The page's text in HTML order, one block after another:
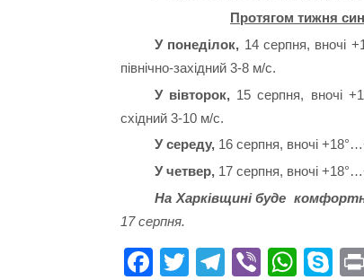
Протягом тижня
У понеділок, 14 серпня, вночі
північно-західний 3-8 м/с.
У вівторок, 15 серпня, вночі
східний 3-10 м/с.
У середу,16 серпня, вночі
У четвер,17 серпня, вночі
На Харківщині буде
17 серпня.
Fa T
Te Vi
W
S